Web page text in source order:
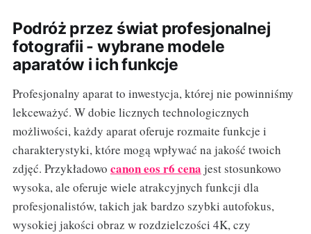
Podróż przez świat profesjonalnej
fotografii - wybrane modele
aparatów i ich funkcje
Profesjonalny aparat to inwestycja, której nie powinniśmy
lekceważyć. W dobie licznych technologicznych
możliwości, każdy aparat oferuje rozmaite funkcje i
charakterystyki, które mogą wpływać na jakość twoich
zdjęć. Przykładowo canon eos r6 cena jest stosunkowo
wysoka, ale oferuje wiele atrakcyjnych funkcji dla
profesjonalistów, takich jak bardzo szybki autofokus,
wysokiej jakości obraz w rozdzielczości 4K, czy